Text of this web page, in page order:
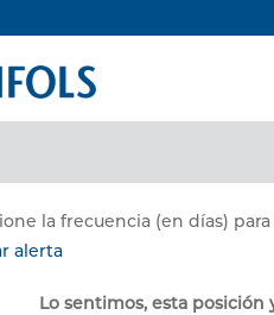
la frecuencia (en días)
alerta
Lo sentimos, esta posición